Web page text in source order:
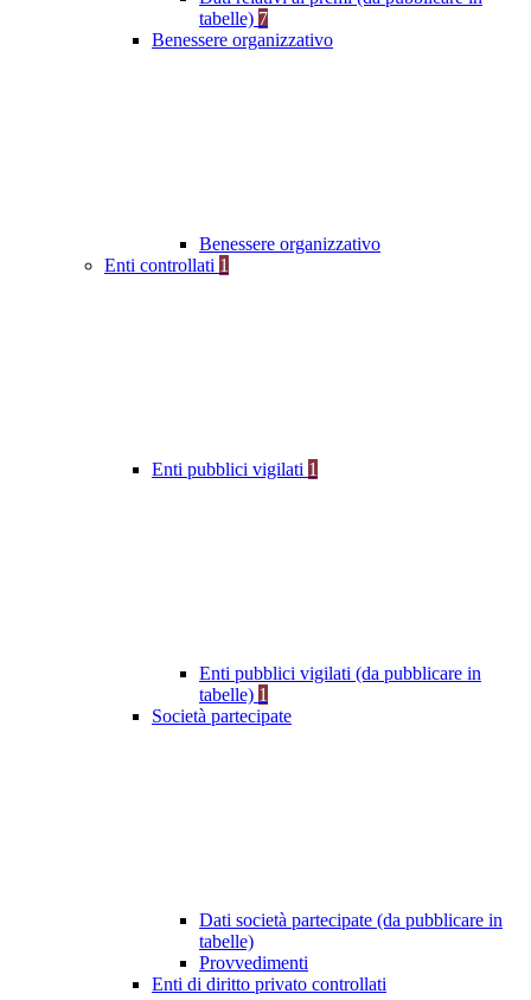
tabelle) 7
Benessere organizzativo
Benessere organizzativo
Enti controllati 1
Enti pubblici vigilati 1
Enti pubblici vigilati (da pubblicare in
tabelle) 1
Società partecipate
Dati società partecipate (da pubblicare in
tabelle)
Provvedimenti
Enti di diritto privato controllati